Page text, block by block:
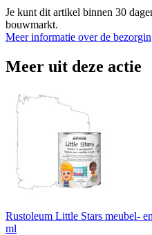
Je kunt dit artikel binnen 30
bouwmarkt.
Meer informatie over de
Meer uit deze actie
Rustoleum Little Stars meubel-
ml